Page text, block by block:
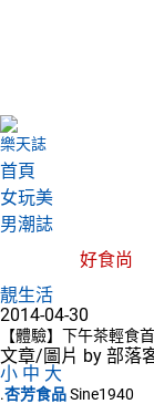
樂天誌
首頁
女玩美
男潮誌
好食尚
靚生活
2014-04-30
【體驗】下午茶輕食
文章/圖片 by 部落
小 中 大
.杏芳食品Sine1940